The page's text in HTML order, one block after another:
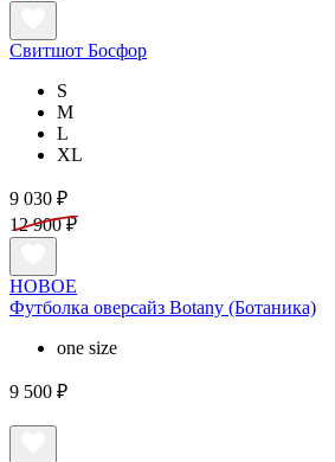
Свитшот Босфор
S
M
L
XL
9 030 ₽
12 900 ₽
НОВОЕ
Футболка оверсайз Botany (Ботаника)
one size
9 500 ₽